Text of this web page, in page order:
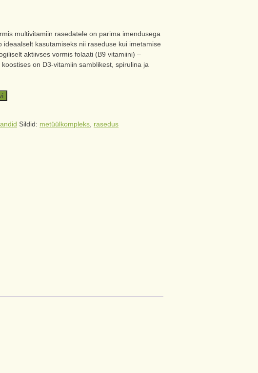
multivitamiin rasedatele on parima imendusega
ideaalselt kasutamiseks nii raseduse kui imetamise
aktiivses vormis folaati (B9 vitamiini) –
on D3-vitamiin samblikest, spirulina ja
Sildid: metüülkompleks rasedus